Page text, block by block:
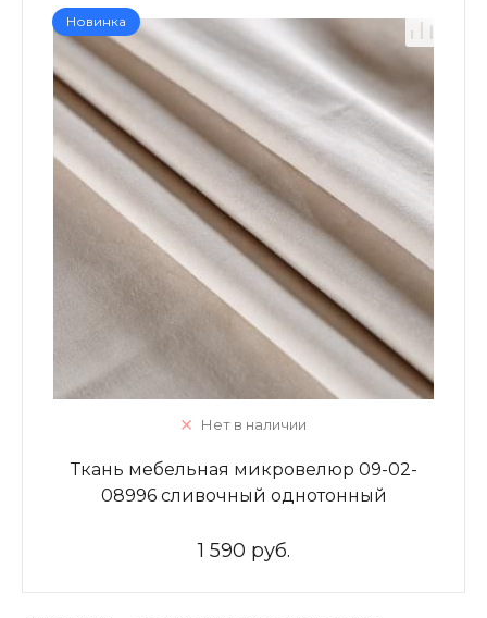
Новинка
Нет в наличии
Ткань мебельная микровелюр 09-02-
08996 сливочный однотонный
1 590 руб.